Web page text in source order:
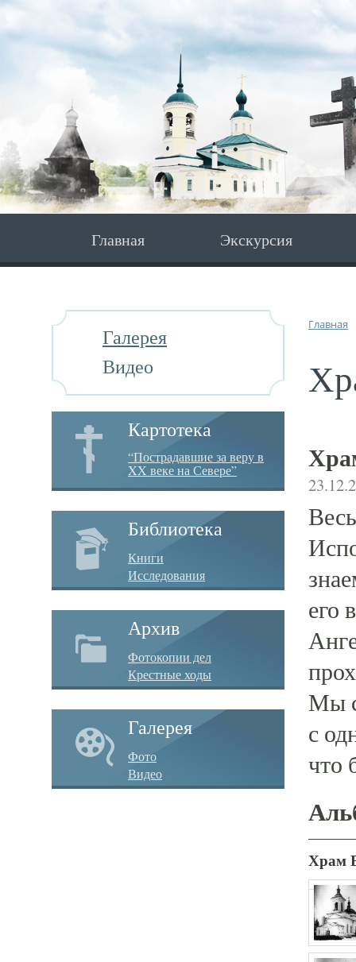
Главная Экскурсия
Галерея
Видео
Картотека
“Пострадавшие за веру в
XX веке на Севере”
Библиотека
Книги
Исследования
Архив
Фотокопии дел
Крестные ходы
Галерея
Фото
Видео
Главная
его
Мы
с
что
Храм